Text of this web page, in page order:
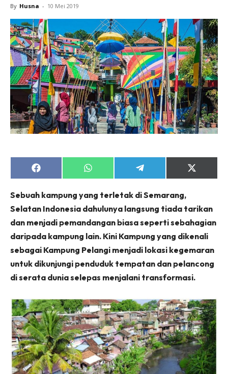
By Husna - 10 Mei 2019
Share
on
Share
on
Share
on
Share
on
Sebuah kampung yang terletak di Semarang,
Selatan Indonesia dahulunya langsung tiada tarikan
dan menjadi pemandangan biasa seperti sebahagian
daripada kampung lain. Kini Kampung yang dikenali
sebagai Kampung Pelangi menjadi lokasi kegemaran
untuk dikunjungi penduduk tempatan dan pelancong
di serata dunia selepas menjalani transformasi.